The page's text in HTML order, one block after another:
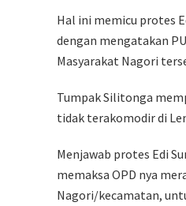
Hal ini memicu protes
dengan mengatakan
Masyarakat Nagori
Tumpak Silitonga
tidak terakomodir di
Menjawab protes Edi
memaksa OPD nya
Nagori/kecamatan,